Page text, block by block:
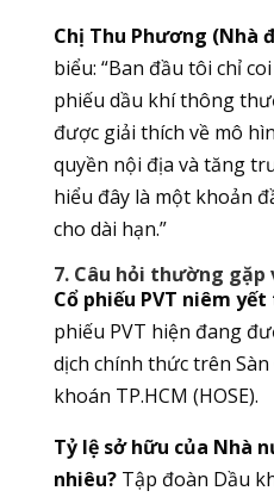
Chị Thu Phương (Nhà
biểu: “Ban đầu tôi chỉ
phiếu dầu khí thông
được giải thích về mô
quyền nội địa và tăng
hiểu đây là một khoản
cho dài hạn.”
7. Câu hỏi thường gặp
Cổ phiếu PVT niêm
phiếu PVT hiện đang
dịch chính thức trên
khoán TP.HCM (HOSE).
Tỷ lệ sở hữu của Nhà
nhiêu?Tập đoàn Dầu